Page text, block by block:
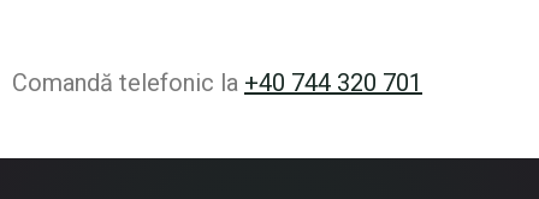
Comandă telefonic la +40 744 320 701